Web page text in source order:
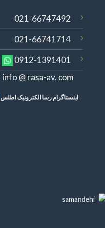
021-66747492
021-66741714
0912-1391401
info @ rasa-av. com
اینستاگرام رسا الکترونیک اطلس